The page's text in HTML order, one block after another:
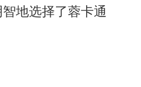
智地选择了蓉卡通